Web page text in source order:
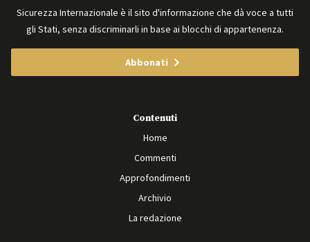
Sicurezza Internazionale è il sito d'informazione che dà voce a tutti
gli Stati, senza discriminarli in base ai blocchi di appartenenza.
Abbonati
Contenuti
Home
Commenti
Approfondimenti
Archivio
La redazione